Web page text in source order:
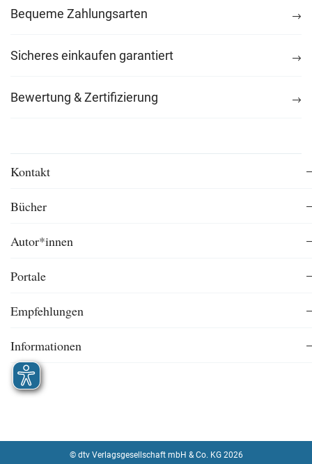
Bequeme Zahlungsarten
Sicheres einkaufen garantiert
Bewertung & Zertifizierung
Kontakt
Bücher
Autor*innen
Portale
Empfehlungen
Informationen
© dtv Verlagsgesellschaft mbH & Co. KG 2026